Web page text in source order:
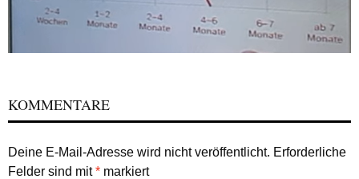
KOMMENTARE
Deine E-Mail-Adresse wird nicht veröffentlicht. Erforderliche
Felder sind mit* markiert